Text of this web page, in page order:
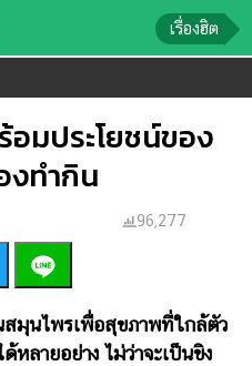
เรื่องฮิต
มประโยชน์ของ
งทำกิน
96,277
ไพรเพื่อสุขภาพที่ใกล้ตัว
หลายอย่าง ไม่ว่าจะเป็นขิง